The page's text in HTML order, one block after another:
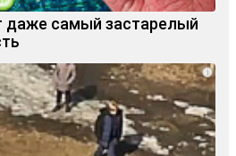
даже самый застарелый
i